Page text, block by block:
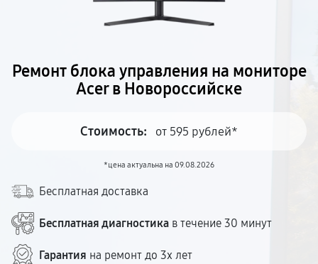
Ремонт блока управления на мониторе
Acer в Новороссийске
Стоимость: от 595 рублей*
*цена актуальна на 09.08.2026
Бесплатная доставка
Бесплатная диагностика в течение 30 минут
Гарантия на ремонт до 3х лет